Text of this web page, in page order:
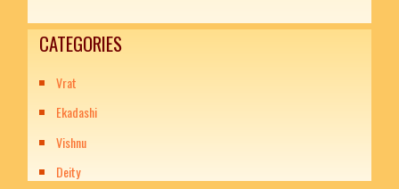
CATEGORIES
Vrat
Ekadashi
Vishnu
Deity